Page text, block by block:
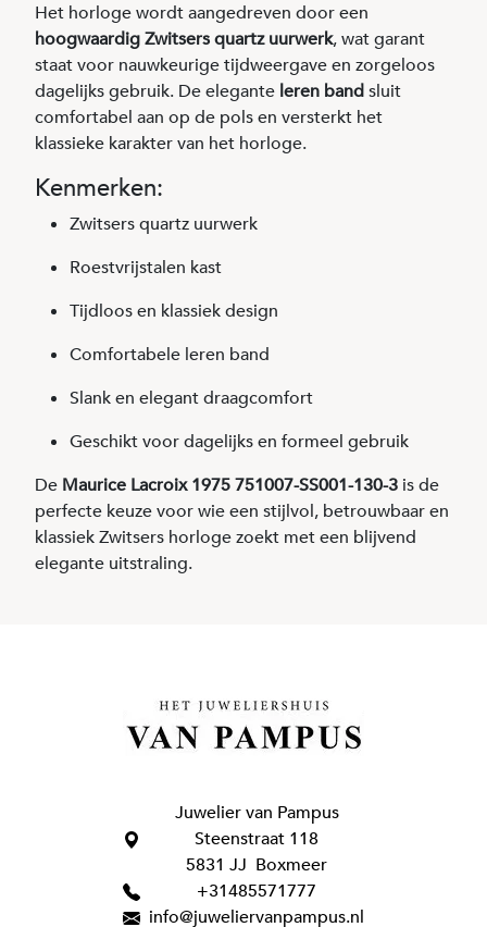
Het horloge wordt aangedreven door een
hoogwaardig Zwitsers quartz uurwerk, wat garant
staat voor nauwkeurige tijdweergave en zorgeloos
dagelijks gebruik. De elegante leren bandsluit
comfortabel aan op de pols en versterkt het
klassieke karakter van het horloge.
Kenmerken:
Zwitsers quartz uurwerk
Roestvrijstalen kast
Tijdloos en klassiek design
Comfortabele leren band
Slank en elegant draagcomfort
Geschikt voor dagelijks en formeel gebruik
De Maurice Lacroix 1975 751007-SS001-130-3 is de
perfecte keuze voor wie een stijlvol, betrouwbaar en
klassiek Zwitsers horloge zoekt met een blijvend
elegante uitstraling.
Juwelier van Pampus
Steenstraat 118
5831 JJ Boxmeer
+31485571777
info@juweliervanpampus.nl